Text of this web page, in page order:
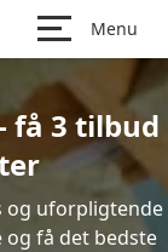
Menu
få 3 tilbud
og uforpligtende
få det bedste